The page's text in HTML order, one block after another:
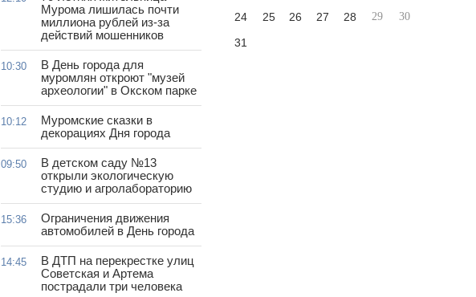
Мурома лишилась почти
миллиона рублей из-за
действий мошенников
10:30
В День города для
муромлян откроют "музей
археологии" в Окском парке
10:12
Муромские сказки в
декорациях Дня города
09:50
В детском саду №13
открыли экологическую
студию и агролабораторию
15:36
Ограничения движения
автомобилей в День города
14:45
В ДТП на перекрестке улиц
Советская и Артема
пострадали три человека
24 25 26 27 28 29 30
31